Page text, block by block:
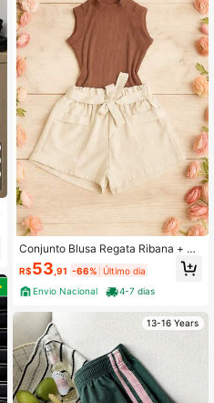
Conjunto Blusa Regata Ribana + Sh
orts Linho Clochard Kit com 2 Peça
s para Meninas e Adolescentes Jov
ens Infantil e Juvenil CJI032
R$53 ,91 -66% Último dia
Envio Nacional
4-7 dias
13-16 Years